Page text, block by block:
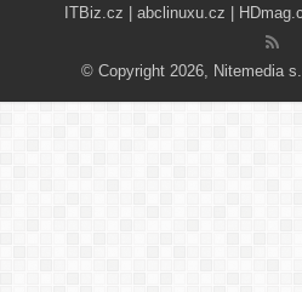
ITBiz.cz abclinuxu.cz
© Copyright 2026, Nitemedia